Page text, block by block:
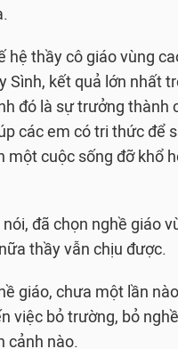
hệ thầy cô giáo vùng
Sình, kết quả lớn nhất
đó là sự trưởng thành
các em có tri thức để
một cuộc sống đỡ khổ
đã chọn nghề giáo
thầy vẫn chịu được.
giáo, chưa một lần
việc bỏ trường, bỏ
cảnh nào.